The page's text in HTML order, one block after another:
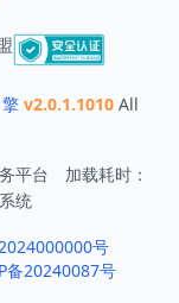
v2.0.1.1010 All
平台 加载耗时：
统
号
备20240087号